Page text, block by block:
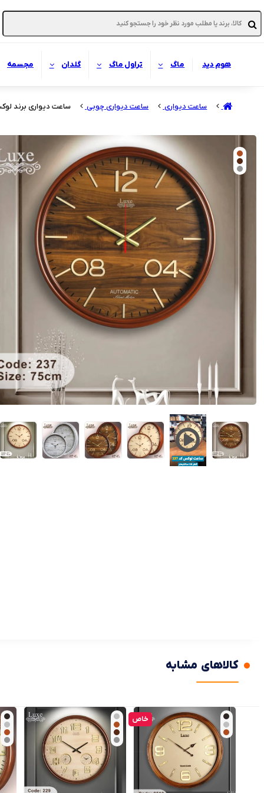
هوم دید ماگ تراول ماگ گلدان مجسمه
ساعت دیواری ساعت دیواری چوبی ساعت دیواری برند لوکس مدل 237 بدنه چوبی
کالاهای مشابه
خاص